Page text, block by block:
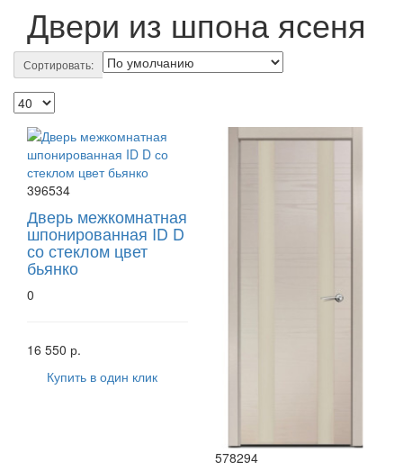
Двери из шпона ясеня
Сортировать:
396534
Дверь межкомнатная
шпонированная ID D
со стеклом цвет
бьянко
0
16 550 р.
Купить в один клик
578294